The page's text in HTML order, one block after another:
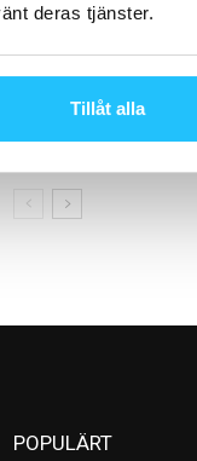
deras tjänster.
Tillåt alla
Business
Hyrox växer vidare – siktar
POPULÄRT